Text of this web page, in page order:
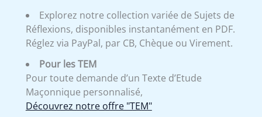
Explorez notre collection variée de Sujets de
Réflexions, disponibles instantanément en PDF.
Réglez via PayPal, par CB, Chèque ou Virement.
Pour les TEM
Pour toute demande d’un Texte d’Etude
Maçonnique personnalisé,
Découvrez notre offre "TEM"